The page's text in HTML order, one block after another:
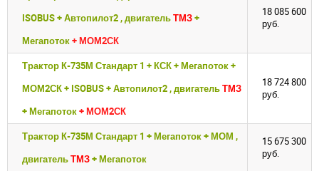
ISOBUS + Автопилот2 , двигательТМЗ+
Мегапоток+ МОМ2СК
18 085 600
руб.
Трактор К-735М Стандарт 1 + КСК + Мегапоток +
МОМ2СК + ISOBUS + Автопилот2 , двигательТМЗ
+ Мегапоток+ МОМ2СК
18 724 800
руб.
Трактор К-735М Стандарт 1 + Мегапоток + МОМ ,
двигательТМЗ+ Мегапоток
15 675 300
руб.